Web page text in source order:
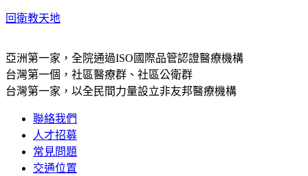
回衛教天地
亞洲第一家，全院通過ISO國際品管認證醫療機構
台灣第一個，社區醫療群、社區公衛群
台灣第一家，以全民間力量設立非友邦醫療機構
聯絡我們
人才招募
常見問題
交通位置